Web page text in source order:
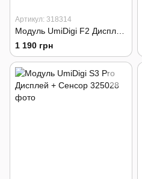
Артикул: 318314
1 190 грн